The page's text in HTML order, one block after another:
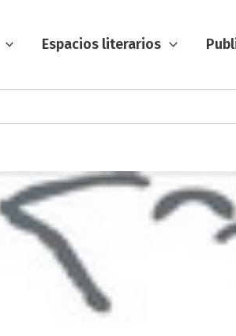
Espacios literarios